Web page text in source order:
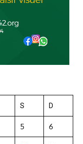
S D
5 6